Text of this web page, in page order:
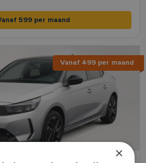
599 per maand
Vanaf 499 per maand
×